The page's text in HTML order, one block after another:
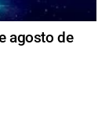
agosto de